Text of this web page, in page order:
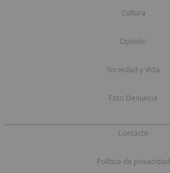
Cultura
Opinión
Sociedad y Vida
Foto Denuncia
Contacto
Política de privacidad